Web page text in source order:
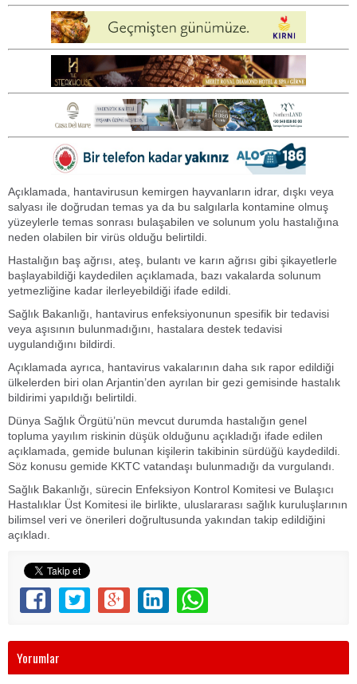
Açıklamada, hantavirusun kemirgen hayvanların idrar, dışkı veya
salyası ile doğrudan temas ya da bu salgılarla kontamine olmuş
yüzeylerle temas sonrası bulaşabilen ve solunum yolu hastalığına
neden olabilen bir virüs olduğu belirtildi.
Hastalığın baş ağrısı, ateş, bulantı ve karın ağrısı gibi şikayetlerle
başlayabildiği kaydedilen açıklamada, bazı vakalarda solunum
yetmezliğine kadar ilerleyebildiği ifade edildi.
Sağlık Bakanlığı, hantavirus enfeksiyonunun spesifik bir tedavisi
veya aşısının bulunmadığını, hastalara destek tedavisi
uygulandığını bildirdi.
Açıklamada ayrıca, hantavirus vakalarının daha sık rapor edildiği
ülkelerden biri olan Arjantin’den ayrılan bir gezi gemisinde hastalık
bildirimi yapıldığı belirtildi.
Dünya Sağlık Örgütü’nün mevcut durumda hastalığın genel
topluma yayılım riskinin düşük olduğunu açıkladığı ifade edilen
açıklamada, gemide bulunan kişilerin takibinin sürdüğü kaydedildi.
Söz konusu gemide KKTC vatandaşı bulunmadığı da vurgulandı.
Sağlık Bakanlığı, sürecin Enfeksiyon Kontrol Komitesi ve Bulaşıcı
Hastalıklar Üst Komitesi ile birlikte, uluslararası sağlık kuruluşlarının
bilimsel veri ve önerileri doğrultusunda yakından takip edildiğini
açıkladı.
Yorumlar